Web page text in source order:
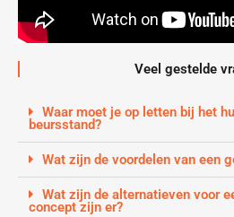
Veel gestelde
Waar moet je op letten bij het
beursstand?
Wat zijn de voordelen van een
Wat zijn de alternatieven voor
concept zijn er?